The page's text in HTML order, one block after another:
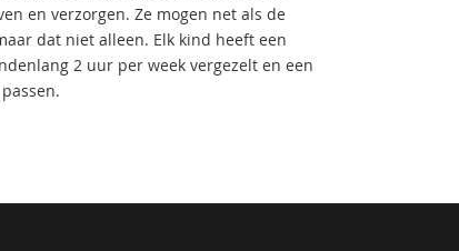
en verzorgen. Ze mogen net als de
dat niet alleen. Elk kind heeft een
2 uur per week vergezelt en een